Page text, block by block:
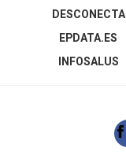
DESCONECTA
EPDATA.ES
INFOSALUS